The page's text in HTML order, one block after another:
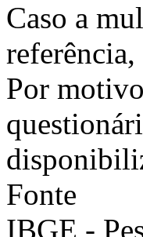
Caso a
Por
Fonte
IBGE -